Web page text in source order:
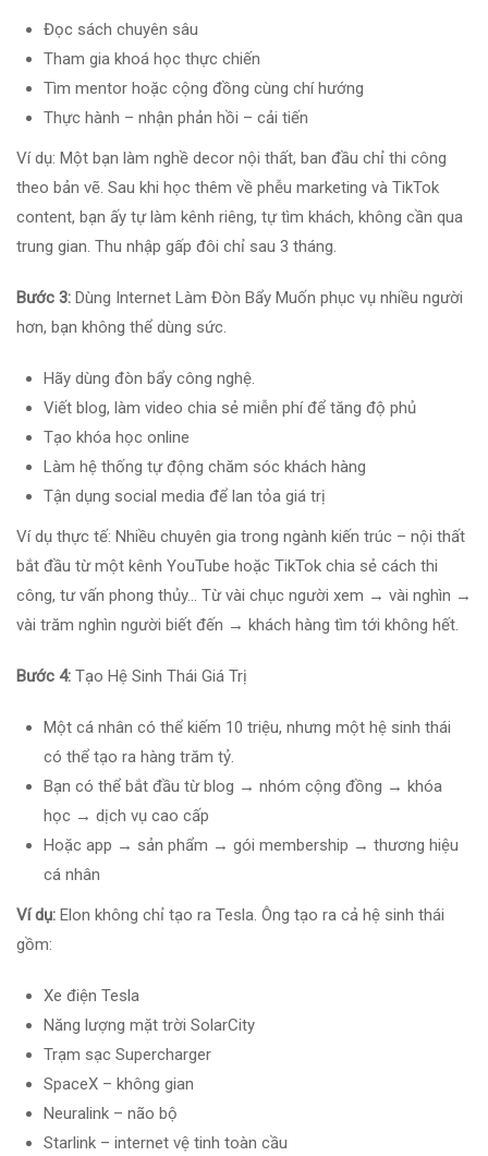
Đọc sách chuyên sâu
Tham gia khoá học thực chiến
Tìm mentor hoặc cộng đồng cùng chí hướng
Thực hành – nhận phản hồi – cải tiến
Ví dụ: Một bạn làm nghề decor nội thất, ban đầu chỉ thi công
theo bản vẽ. Sau khi học thêm về phễu marketing và TikTok
content, bạn ấy tự làm kênh riêng, tự tìm khách, không cần qua
trung gian. Thu nhập gấp đôi chỉ sau 3 tháng.
Bước 3: Dùng Internet Làm Đòn Bẩy Muốn phục vụ nhiều người
hơn, bạn không thể dùng sức.
Hãy dùng đòn bẩy công nghệ.
Viết blog, làm video chia sẻ miễn phí để tăng độ phủ
Tạo khóa học online
Làm hệ thống tự động chăm sóc khách hàng
Tận dụng social media để lan tỏa giá trị
Ví dụ thực tế: Nhiều chuyên gia trong ngành kiến trúc – nội thất
bắt đầu từ một kênh YouTube hoặc TikTok chia sẻ cách thi
công, tư vấn phong thủy… Từ vài chục người xem → vài nghìn →
vài trăm nghìn người biết đến → khách hàng tìm tới không hết.
Bước 4: Tạo Hệ Sinh Thái Giá Trị
Một cá nhân có thể kiếm 10 triệu, nhưng một hệ sinh thái
có thể tạo ra hàng trăm tỷ.
Bạn có thể bắt đầu từ blog → nhóm cộng đồng → khóa
học → dịch vụ cao cấp
Hoặc app → sản phẩm → gói membership → thương hiệu
cá nhân
Ví dụ: Elon không chỉ tạo ra Tesla. Ông tạo ra cả hệ sinh thái
gồm:
Xe điện Tesla
Năng lượng mặt trời SolarCity
Trạm sạc Supercharger
SpaceX – không gian
Neuralink – não bộ
Starlink – internet vệ tinh toàn cầu